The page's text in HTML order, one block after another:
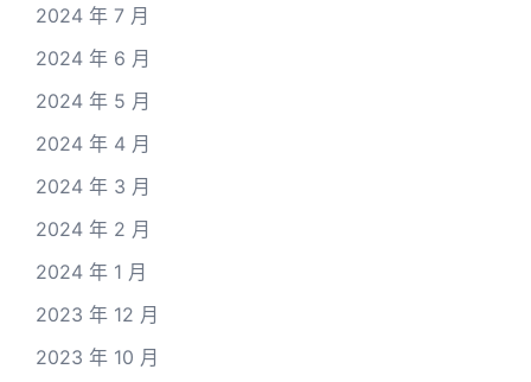
2024 年 7 月
2024 年 6 月
2024 年 5 月
2024 年 4 月
2024 年 3 月
2024 年 2 月
2024 年 1 月
2023 年 12 月
2023 年 10 月